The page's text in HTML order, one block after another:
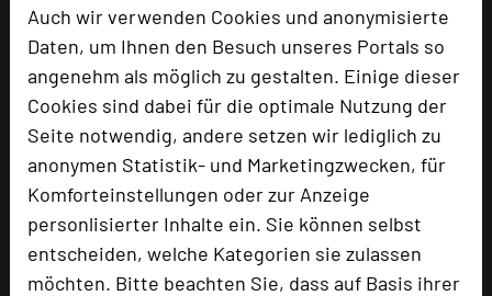
Auch wir verwenden Cookies und anonymisierte
Daten, um Ihnen den Besuch unseres Portals so
angenehm als möglich zu gestalten. Einige dieser
Cookies sind dabei für die optimale Nutzung der
Seite notwendig, andere setzen wir lediglich zu
anonymen Statistik- und Marketingzwecken, für
Komforteinstellungen oder zur Anzeige
personlisierter Inhalte ein. Sie können selbst
entscheiden, welche Kategorien sie zulassen
möchten. Bitte beachten Sie, dass auf Basis ihrer
Waren wir nicht alle schon mindestens einmal in der
folgenden Situation? Sie richten sich gerade in
Ihrem Tagungsraum für die nächsten Tage ein und
merken, dass Sie ein Verlängerungskabel
benötigen. Sie gehen zur Rezeption und die
Mitarbeiter versprechen, den zuständigen Kollegen
zu informieren, der sich darum kümmern wird. Nun
heißt es warten, bis dieser Kollege eintrifft.
mehr …